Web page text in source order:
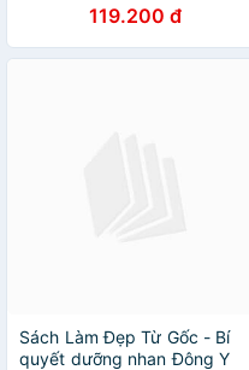
119.200 đ
Sách Làm Đẹp Từ Gốc - Bí
quyết dưỡng nhan Đông Y